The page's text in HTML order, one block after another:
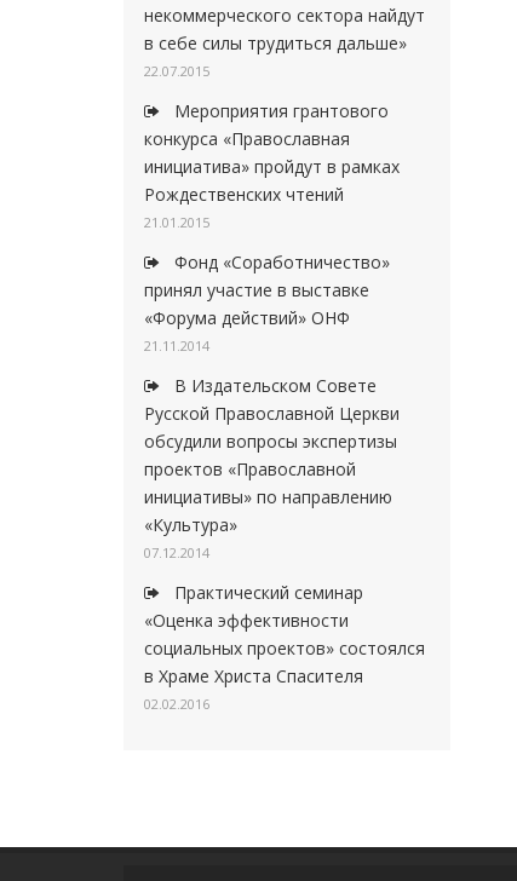
некоммерческого сектора найдут
в себе силы трудиться дальше»
22.07.2015
Мероприятия грантового
конкурса «Православная
инициатива» пройдут в рамках
Рождественских чтений
21.01.2015
Фонд «Соработничество»
принял участие в выставке
«Форума действий» ОНФ
21.11.2014
В Издательском Совете
Русской Православной Церкви
обсудили вопросы экспертизы
проектов «Православной
инициативы» по направлению
«Культура»
07.12.2014
Практический семинар
«Оценка эффективности
социальных проектов» состоялся
в Храме Христа Спасителя
02.02.2016